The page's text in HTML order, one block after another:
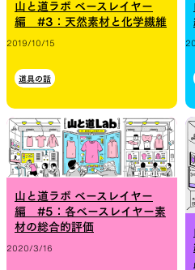
山と道ラボ ベースレイヤー
編 #3：天然素材と化学繊維
2019/10/15
道具の話
山と道ラボ ベースレイヤー
編 #5：各ベースレイヤー素
材の総合的評価
2020/3/16